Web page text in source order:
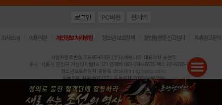
로그인 PC버전 전체앱
회사소개 이용약관 개인정보 처리방침 청소년 보호정책 불법촬영물 신고센터 제휴광고문의
사업자등록번호:119-86-61101 (주)스마트나우 대표이사:송현두
주소: 서울시 금천구 가산디지털1로 171 연락처:063-284-8635 팩스:02-6265-0377
청소년보호책임자:김동욱 desk@hungryapp.co.kr
등록번호:서울아02322 | 등록일자:2016년4월25일
발행인:(주)스마트나우 송현두 | 편집인:김동욱
헝그리앱의 콘텐츠 및 기사는 저작권법의 보호를 받으므로, 무단 전재, 복사, 배포 등을 금합니다.